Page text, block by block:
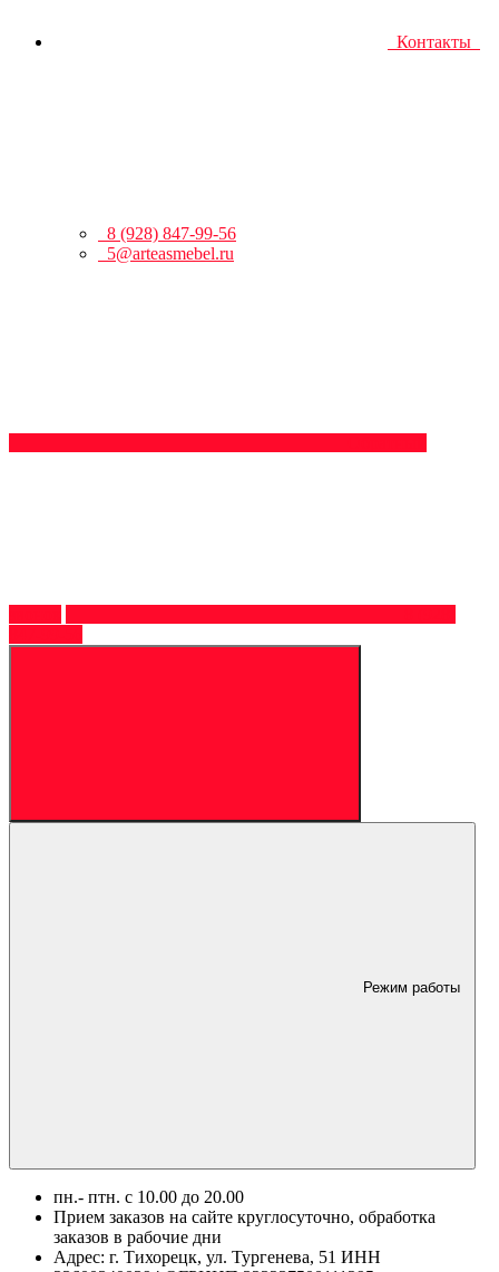
Контакты
8 (928) 847-99-56
5@arteasmebel.ru
Режим работы
пн.- птн. c 10.00 до 20.00
Прием заказов на сайте круглосуточно, обработка
заказов в рабочие дни
Адрес: г. Тихорецк, ул. Тургенева, 51 ИНН